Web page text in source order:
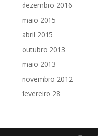
dezembro 2016
maio 2015
abril 2015
outubro 2013
maio 2013
novembro 2012
fevereiro 28